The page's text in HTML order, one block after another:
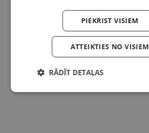
PIEKRIST VISIEM
ATTEIKTIES NO VISIEM
RĀDĪT DETAĻAS